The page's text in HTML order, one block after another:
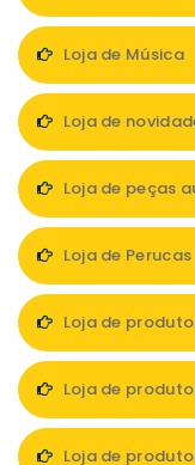
Loja de Música
Loja de
Loja de peças
Loja de Perucas
Loja de
Loja de
Loja de